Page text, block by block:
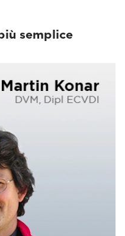
semplice